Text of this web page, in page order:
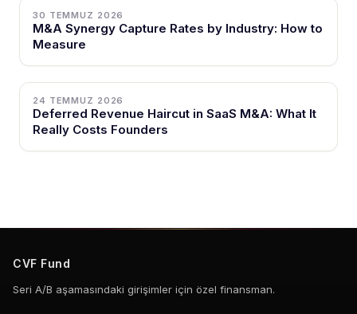
30 TEMMUZ 2026
M&A Synergy Capture Rates by Industry: How to
Measure
24 TEMMUZ 2026
Deferred Revenue Haircut in SaaS M&A: What It
Really Costs Founders
CVF Fund
Seri A/B aşamasındaki girişimler için özel finansman.